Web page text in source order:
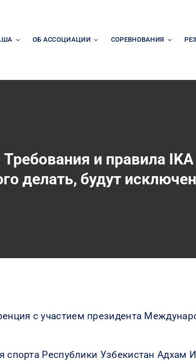
ОБ АССОЦИАЦИИ СОРЕВНОВАНИЯ
и правила
делать, будут
с участием президента
Республики Узбекистан Адхам